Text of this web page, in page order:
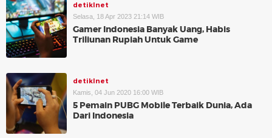
detikInet
Selasa, 18 Apr 2023 21:14 WIB
Gamer Indonesia Banyak Uang, Habis
Triliunan Rupiah Untuk Game
detikInet
Kamis, 04 Jun 2020 16:00 WIB
5 Pemain PUBG Mobile Terbaik Dunia, Ada
Dari Indonesia